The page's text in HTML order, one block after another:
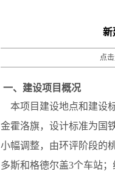
新
点
一、建设项目概况
本项目建设地点和建设
金霍洛旗，设计标准为国
小幅调整，由环评阶段的
多斯和格德尔盖3个车站